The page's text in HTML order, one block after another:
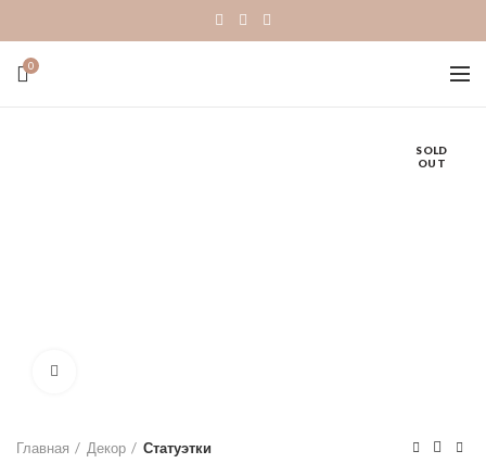
0
SOLD
OUT
Главная Декор Статуэтки